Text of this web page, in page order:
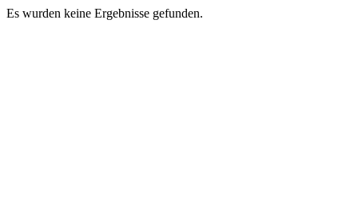
Es wurden keine Ergebnisse gefunden.